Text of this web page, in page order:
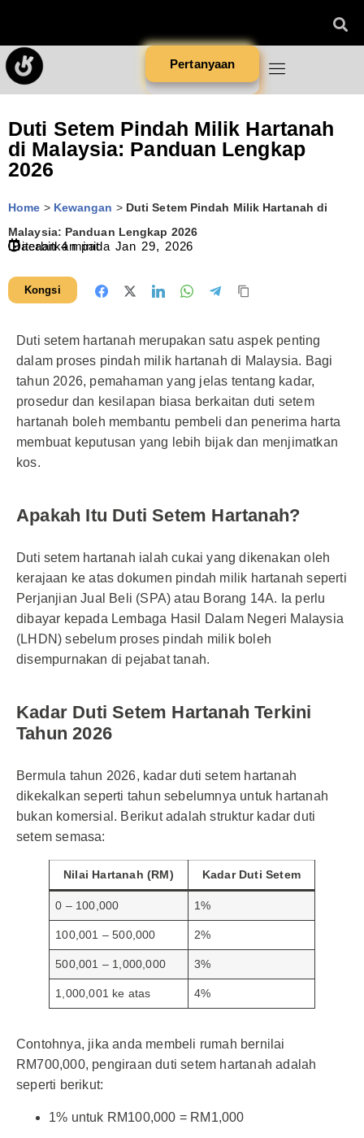
Pertanyaan
Duti Setem Pindah Milik Hartanah
di Malaysia: Panduan Lengkap
2026
Home > Kewangan > Duti Setem Pindah Milik Hartanah di
Malaysia: Panduan Lengkap 2026
Diterbitkan pada Jan 29, 2026
Bacaan4 minit
Kongsi
Duti setem hartanah merupakan satu aspek penting
dalam proses pindah milik hartanah di Malaysia. Bagi
tahun 2026, pemahaman yang jelas tentang kadar,
prosedur dan kesilapan biasa berkaitan duti setem
hartanah boleh membantu pembeli dan penerima harta
membuat keputusan yang lebih bijak dan menjimatkan
kos.
Apakah Itu Duti Setem Hartanah?
Duti setem hartanah ialah cukai yang dikenakan oleh
kerajaan ke atas dokumen pindah milik hartanah seperti
Perjanjian Jual Beli (SPA) atau Borang 14A. Ia perlu
dibayar kepada Lembaga Hasil Dalam Negeri Malaysia
(LHDN) sebelum proses pindah milik boleh
disempurnakan di pejabat tanah.
Kadar Duti Setem Hartanah Terkini
Tahun 2026
Bermula tahun 2026, kadar duti setem hartanah
dikekalkan seperti tahun sebelumnya untuk hartanah
bukan komersial. Berikut adalah struktur kadar duti
setem semasa:
Nilai Hartanah (RM) Kadar Duti Setem
0 – 100,000 1%
100,001 – 500,000 2%
500,001 – 1,000,000 3%
1,000,001 ke atas 4%
Contohnya, jika anda membeli rumah bernilai
RM700,000, pengiraan duti setem hartanah adalah
seperti berikut:
1% untuk RM100,000 = RM1,000